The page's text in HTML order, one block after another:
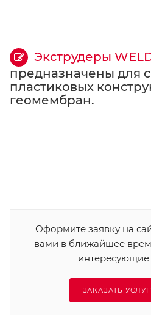
Экструдеры
предназначены для
пластиковых
геомембран.
Оформите заявку на
вами в ближайшее
ЗАКАЗАТЬ